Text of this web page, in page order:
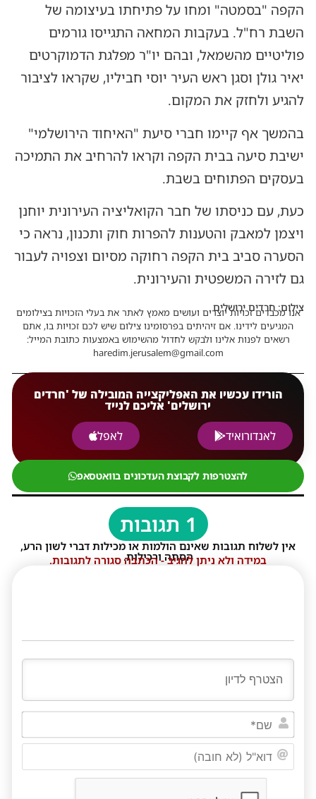
הקפה "בסמטה" ומחו על פתיחתו בעיצומה של
השבת רח"ל. בעקבות המחאה התגייסו גורמים
פוליטיים מהשמאל, ובהם יו"ר מפלגת הדמוקרטים
יאיר גולן וסגן ראש העיר יוסי חביליו, שקראו לציבור
להגיע ולחזק את המקום.
בהמשך אף קיימו חברי סיעת "האיחוד הירושלמי"
ישיבת סיעה בבית הקפה וקראו להרחיב את התמיכה
בעסקים הפתוחים בשבת.
כעת, עם כניסתו של חבר הקואליציה העירונית יוחנן
ויצמן למאבק והטענות להפרות חוק ותכנון, נראה כי
הסערה סביב בית הקפה רחוקה מסיום וצפויה לעבור
גם לזירה המשפטית והעירונית.
צילום: חרדים ירושלים
אנו מכבדים זכויות יוצרים ועושים מאמץ לאתר את בעלי הזכויות בצילומים
המגיעים לידינו. אם זיהיתים בפרסומינו צילום שיש לכם זכויות בו, אתם
רשאים לפנות אלינו ולבקש לחדול מהשימוש באמצעות כתובת המייל:
haredim.jerusalem@gmail.com
הורידו עכשיו את האפליקצייה המובילה של 'חרדים
ירושלים' אליכם לנייד
לאנדורואיד
לאפל
להצטרפות לקבוצת העדכונים בוואטסאפ
1 תגובות
אין לשלוח תגובות שאינם הולמות או מכילות דברי לשון הרע,
הסתה ורכילות.
במידה ולא ניתן להגיב - הכתבה סגורה לתגובות.
שם*